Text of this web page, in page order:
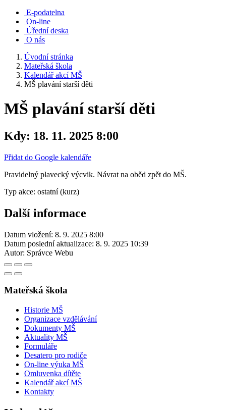
E-podatelna
On-line
Úřední deska
O nás
Úvodní stránka
Mateřská škola
Kalendář akcí MŠ
MŠ plavání starší děti
MŠ plavání starší děti
Kdy: 18. 11. 2025 8:00
Přidat do Google kalendáře
Pravidelný plavecký výcvik. Návrat na oběd zpět do MŠ.
Typ akce: ostatní (kurz)
Další informace
Datum vložení: 8. 9. 2025 8:00
Datum poslední aktualizace: 8. 9. 2025 10:39
Autor: Správce Webu
Mateřská škola
Historie MŠ
Organizace vzdělávání
Dokumenty MŠ
Aktuality MŠ
Formuláře
Desatero pro rodiče
On-line výuka MŠ
Omluvenka dítěte
Kalendář akcí MŠ
Kontakty